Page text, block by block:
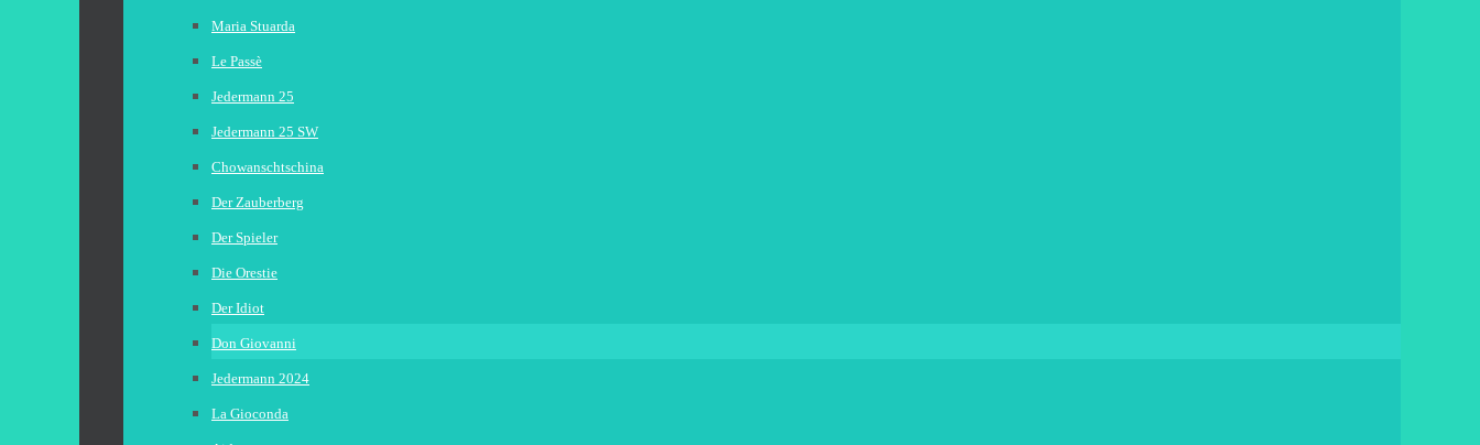
Maria Stuarda
Le Passè
Jedermann 25
Jedermann 25 SW
Chowanschtschina
Der Zauberberg
Der Spieler
Die Orestie
Der Idiot
Don Giovanni
Jedermann 2024
La Gioconda